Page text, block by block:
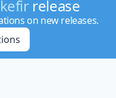
kefirrelease
on new releases.